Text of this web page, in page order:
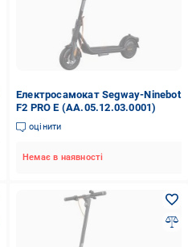
Електросамокат Segway-Ninebot
F2 PRO E (AA.05.12.03.0001)
оцінити
Немає в наявності